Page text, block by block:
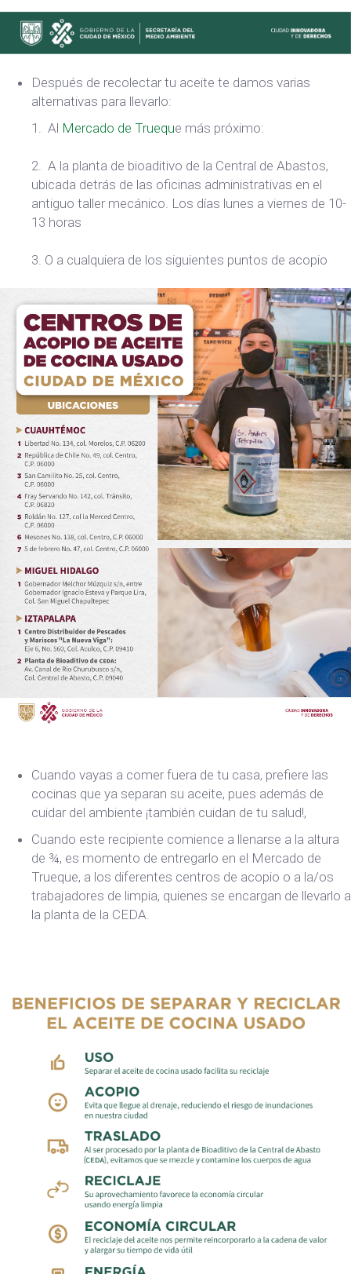
Después de recolectar tu aceite te damos varias
alternativas para llevarlo:
1. Al Mercado de Trueque más próximo:
2. A la planta de bioaditivo de la Central de Abastos,
ubicada detrás de las oficinas administrativas en el
antiguo taller mecánico. Los días lunes a viernes de 10-
13 horas
3. O a cualquiera de los siguientes puntos de acopio
Cuando vayas a comer fuera de tu casa, prefiere las
cocinas que ya separan su aceite, pues además de
cuidar del ambiente ¡también cuidan de tu salud!,
Cuando este recipiente comience a llenarse a la altura
de ¾, es momento de entregarlo en el Mercado de
Trueque, a los diferentes centros de acopio o a la/os
trabajadores de limpia, quienes se encargan de llevarlo a
la planta de la CEDA.